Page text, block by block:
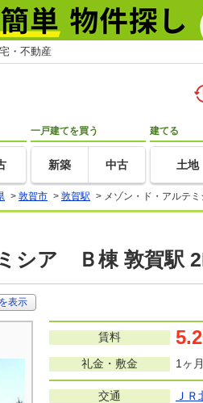
・不動産
一戸建てを買う
新築 中古
建てる
土地
> 敦賀市 > 敦賀駅 > メゾン・ド・アルテ
シア Ｂ棟 敦賀駅
表示
賃料
礼金・敷金
1ヶ
交通 Ｊ